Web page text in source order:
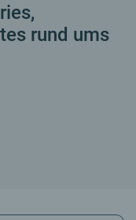
rund ums